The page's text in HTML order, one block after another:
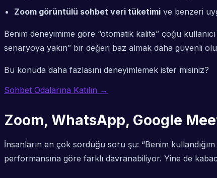
Zoom görüntülü sohbet veri tüketimi ve benzeri
Benim deneyimime göre “otomatik kalite” çoğu
senaryoya yakın” bir değeri baz almak daha güvenli
Bu konuda daha fazlasını deneyimlemek ister misiniz?
Sohbet Odalarına Katılın →
Zoom, WhatsApp, Google
İnsanların en çok sorduğu soru şu: “Benim
performansına göre farklı davranabiliyor. Yine de